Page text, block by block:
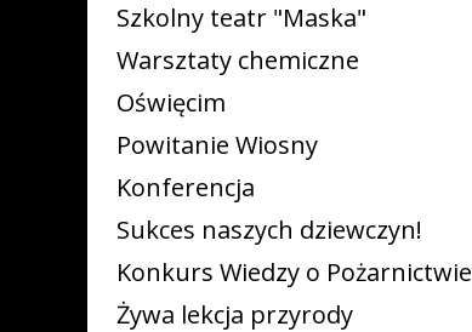
Szkolny teatr "Maska"
Warsztaty chemiczne
Oświęcim
Powitanie Wiosny
Konferencja
Sukces naszych dziewczyn!
Konkurs Wiedzy o Pożarnictwie
Żywa lekcja przyrody